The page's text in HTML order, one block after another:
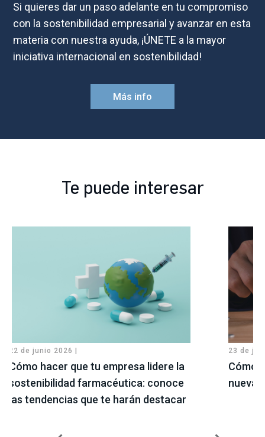
Si quieres dar un paso adelante en tu compromiso
con la sostenibilidad empresarial y avanzar en esta
materia con nuestra ayuda, ¡ÚNETE a la mayor
iniciativa internacional en sostenibilidad!
Más info
Te puede interesar
22 de junio 2026 |
Cómo hacer que tu empresa lidere la
sostenibilidad farmacéutica: conoce
las tendencias que te harán destacar
23 de
Cómo
nueva